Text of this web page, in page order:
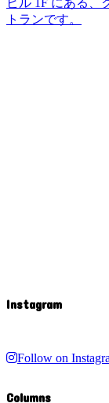
トランです。
Instagram
Follow on
Columns